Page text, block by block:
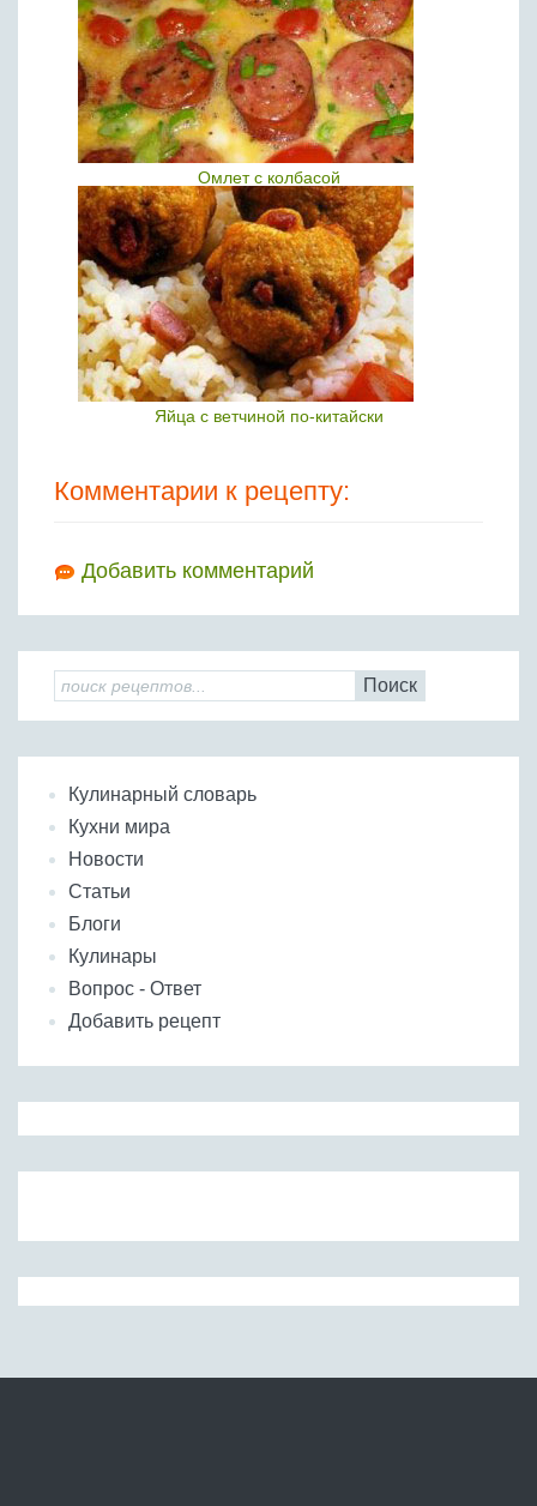
Омлет с колбасой
Яйца с ветчиной по-китайски
Комментарии к рецепту:
Добавить комментарий
Поиск
Кулинарный словарь
Кухни мира
Новости
Статьи
Блоги
Кулинары
Вопрос - Ответ
Добавить рецепт